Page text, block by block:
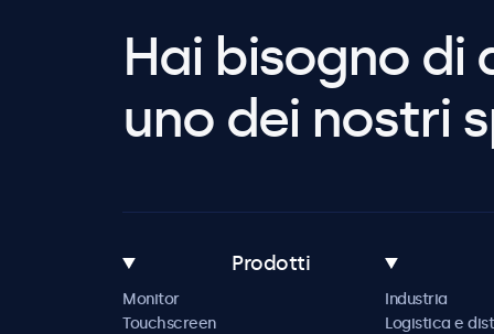
Hai bisogno di
uno dei nostri
Prodotti
Monitor
Touchscreen
Industria
Logistica e